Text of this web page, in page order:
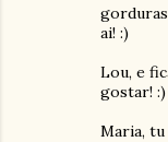
ai! :)
Lou, e
gostar! :)
Maria, tu